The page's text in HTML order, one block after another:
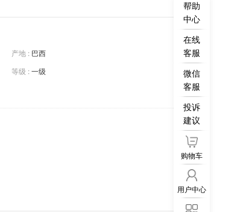
产地 : 巴西
等级 : 一级
帮助
中心
在线
客服
微信
客服
投诉
建议
购物车
用户中心